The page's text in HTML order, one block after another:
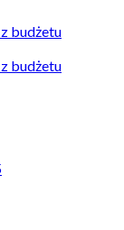
budżetu
budżetu